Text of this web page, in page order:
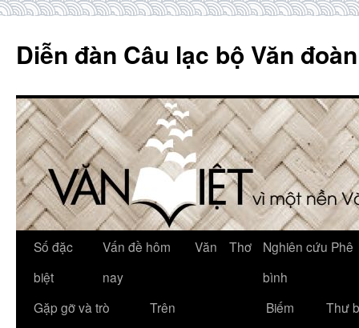
content
Diễn đàn Câu lạc bộ Văn
Số đặc
biệt
Vấn đề hôm
nay
Văn Thơ
Nghiên cứu Phê
bình
Gặp gỡ và trò
Trên
Biếm
Thư